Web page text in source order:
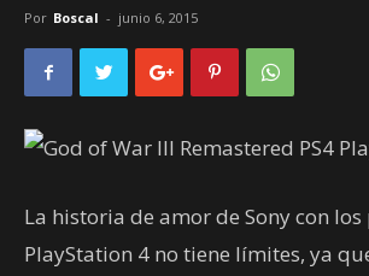
Por Boscal - junio 6, 2015
La historia de amor de Sony con
PlayStation 4 no tiene límites, ya